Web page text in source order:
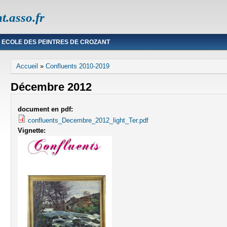
ECOLE DES PEINTRES DE CROZANT
Vous êtes ici
Accueil » Confluents 2010-2019
Décembre 2012
document en pdf:
confluents_Decembre_2012_light_Ter.pdf
Vignette: